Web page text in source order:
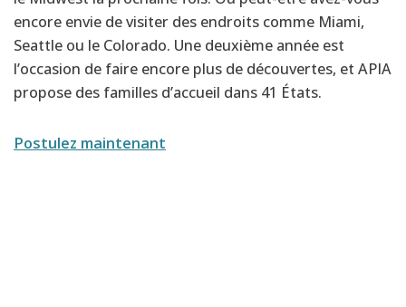
encore envie de visiter des endroits comme Miami,
Seattle ou le Colorado. Une deuxième année est
l’occasion de faire encore plus de découvertes, et APIA
propose des familles d’accueil dans 41 États.
Postulez maintenant